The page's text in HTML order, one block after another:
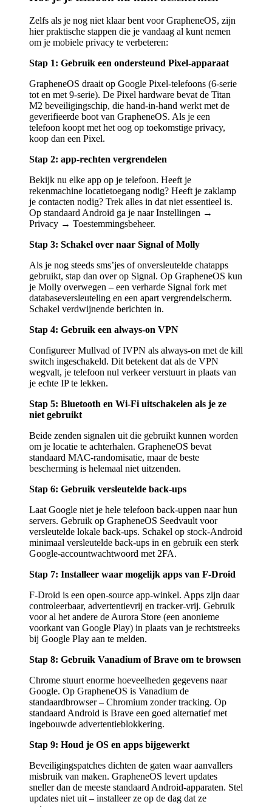
Zelfs als je nog niet klaar bent voor GrapheneOS, zijn
hier praktische stappen die je vandaag al kunt nemen
om je mobiele privacy te verbeteren:
Stap 1: Gebruik een ondersteund Pixel-apparaat
GrapheneOS draait op Google Pixel-telefoons (6-serie
tot en met 9-serie). De Pixel hardware bevat de Titan
M2 beveiligingschip, die hand-in-hand werkt met de
geverifieerde boot van GrapheneOS. Als je een
telefoon koopt met het oog op toekomstige privacy,
koop dan een Pixel.
Stap 2: app-rechten vergrendelen
Bekijk nu elke app op je telefoon. Heeft je
rekenmachine locatietoegang nodig? Heeft je zaklamp
je contacten nodig? Trek alles in dat niet essentieel is.
Op standaard Android ga je naar Instellingen →
Privacy → Toestemmingsbeheer.
Stap 3: Schakel over naar Signal of Molly
Als je nog steeds sms’jes of onversleutelde chatapps
gebruikt, stap dan over op Signal. Op GrapheneOS kun
je Molly overwegen – een verharde Signal fork met
databaseversleuteling en een apart vergrendelscherm.
Schakel verdwijnende berichten in.
Stap 4: Gebruik een always-on VPN
Configureer Mullvad of IVPN als always-on met de kill
switch ingeschakeld. Dit betekent dat als de VPN
wegvalt, je telefoon nul verkeer verstuurt in plaats van
je echte IP te lekken.
Stap 5: Bluetooth en Wi-Fi uitschakelen als je ze
niet gebruikt
Beide zenden signalen uit die gebruikt kunnen worden
om je locatie te achterhalen. GrapheneOS bevat
standaard MAC-randomisatie, maar de beste
bescherming is helemaal niet uitzenden.
Stap 6: Gebruik versleutelde back-ups
Laat Google niet je hele telefoon back-uppen naar hun
servers. Gebruik op GrapheneOS Seedvault voor
versleutelde lokale back-ups. Schakel op stock-Android
minimaal versleutelde back-ups in en gebruik een sterk
Google-accountwachtwoord met 2FA.
Stap 7: Installeer waar mogelijk apps van F-Droid
F-Droid is een open-source app-winkel. Apps zijn daar
controleerbaar, advertentievrij en tracker-vrij. Gebruik
voor al het andere de Aurora Store (een anonieme
voorkant van Google Play) in plaats van je rechtstreeks
bij Google Play aan te melden.
Stap 8: Gebruik Vanadium of Brave om te browsen
Chrome stuurt enorme hoeveelheden gegevens naar
Google. Op GrapheneOS is Vanadium de
standaardbrowser – Chromium zonder tracking. Op
standaard Android is Brave een goed alternatief met
ingebouwde advertentieblokkering.
Stap 9: Houd je OS en apps bijgewerkt
Beveiligingspatches dichten de gaten waar aanvallers
misbruik van maken. GrapheneOS levert updates
sneller dan de meeste standaard Android-apparaten. Stel
updates niet uit – installeer ze op de dag dat ze